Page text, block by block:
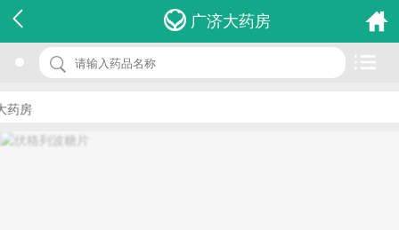
广济大药房
房
名 称：伏格列波糖片
品 牌：(华怡平)
价 格：￥18.00